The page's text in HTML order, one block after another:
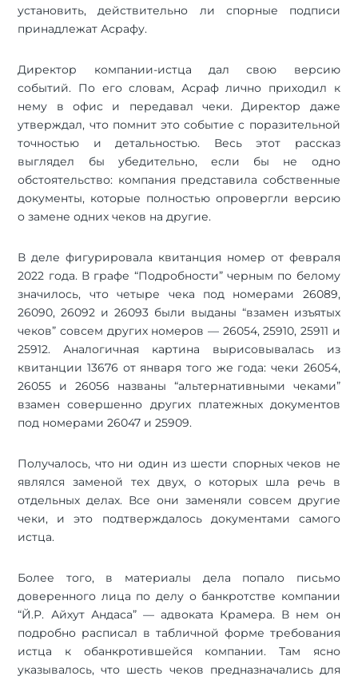
установить, действительно ли спорные подписи
принадлежат Асрафу.
Директор компании-истца дал свою версию
событий. По его словам, Асраф лично приходил к
нему в офис и передавал чеки. Директор даже
утверждал, что помнит это событие с поразительной
точностью и детальностью. Весь этот рассказ
выглядел бы убедительно, если бы не одно
обстоятельство: компания представила собственные
документы, которые полностью опровергли версию
о замене одних чеков на другие.
В деле фигурировала квитанция номер от февраля
2022 года. В графе “Подробности” черным по белому
значилось, что четыре чека под номерами 26089,
26090, 26092 и 26093 были выданы “взамен изъятых
чеков” совсем других номеров — 26054, 25910, 25911 и
25912. Аналогичная картина вырисовывалась из
квитанции 13676 от января того же года: чеки 26054,
26055 и 26056 названы “альтернативными чеками”
взамен совершенно других платежных документов
под номерами 26047 и 25909.
Получалось, что ни один из шести спорных чеков не
являлся заменой тех двух, о которых шла речь в
отдельных делах. Все они заменяли совсем другие
чеки, и это подтверждалось документами самого
истца.
Более того, в материалы дела попало письмо
доверенного лица по делу о банкротстве компании
“Й.Р. Айхут Андаса” — адвоката Крамера. В нем он
подробно расписал в табличной форме требования
истца к обанкротившейся компании. Там ясно
указывалось, что шесть чеков предназначались для